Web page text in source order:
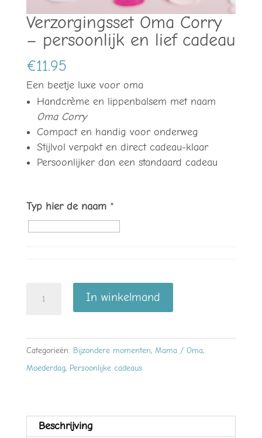
Verzorgingsset Oma Corry
– persoonlijk en lief cadeau
€11.95
Een beetje luxe voor oma
Handcrème en lippenbalsem met naam
Oma Corry
Compact en handig voor onderweg
Stijlvol verpakt en direct cadeau-klaar
Persoonlijker dan een standaard cadeau
Typ hier de naam *
Verzorgingsset
cadeau
aantal
In winkelmand
Categorieën: Bijzondere momenten, Mama / Oma,
Moederdag, Persoonlijke cadeaus
Beschrijving